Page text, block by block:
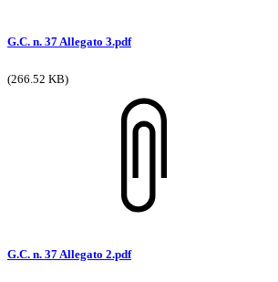
G.C. n. 37 Allegato 3.pdf
(266.52 KB)
G.C. n. 37 Allegato 2.pdf